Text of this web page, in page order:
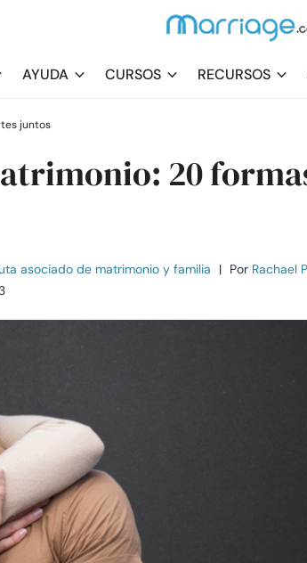
AYUDA CURSOS RECURSOS
juntos
20
asociado de matrimonio y familia | Por Rachael